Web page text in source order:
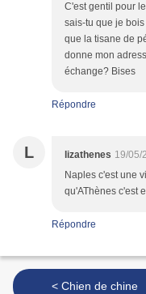
C'est gentil pour
sais-tu que je
que la tisane de
donne mon
échange? Bises
Répondre
L lizathenes 19/05/
Naples c'est une
qu'AThènes c'est
Répondre
< Chien de chine